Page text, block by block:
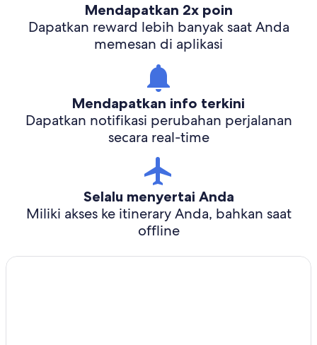
Mendapatkan 2x poin
Dapatkan reward lebih banyak saat Anda
memesan di aplikasi
Mendapatkan info terkini
Dapatkan notifikasi perubahan perjalanan
secara real-time
Selalu menyertai Anda
Miliki akses ke itinerary Anda, bahkan saat
offline